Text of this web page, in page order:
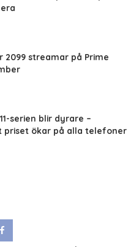
2099 streamar på Prime
serien blir dyrare –
ökar på alla telefoner